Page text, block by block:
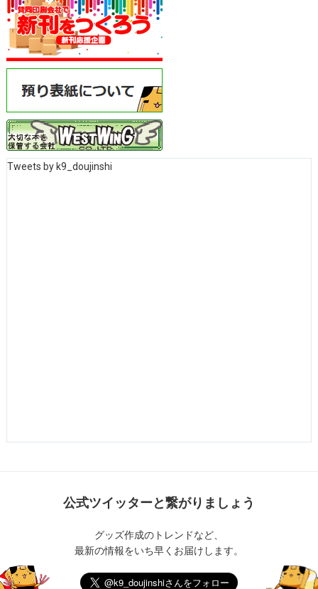
Tweets by k9_doujinshi
公式ツイッターと繋がりましょう
グッズ作成のトレンドなど、
最新の情報をいち早くお届けします。